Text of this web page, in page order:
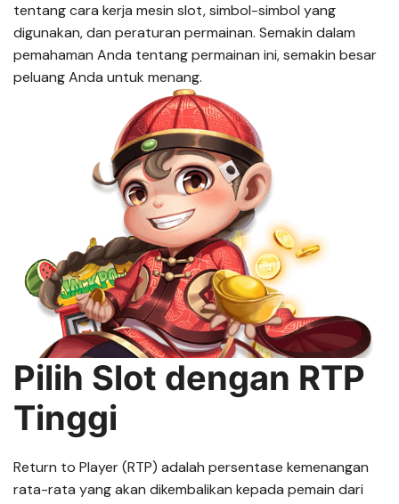
tentang cara kerja mesin slot, simbol-simbol yang
digunakan, dan peraturan permainan. Semakin dalam
pemahaman Anda tentang permainan ini, semakin besar
peluang Anda untuk menang.
Pilih Slot dengan RTP
Tinggi
Return to Player (RTP) adalah persentase kemenangan
rata-rata yang akan dikembalikan kepada pemain dari